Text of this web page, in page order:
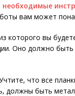
необходимые
вам может
которого вы
Оно должно
что все
должны быть